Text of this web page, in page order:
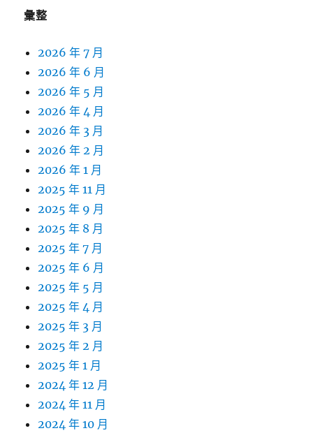
彙整
2026 年 7 月
2026 年 6 月
2026 年 5 月
2026 年 4 月
2026 年 3 月
2026 年 2 月
2026 年 1 月
2025 年 11 月
2025 年 9 月
2025 年 8 月
2025 年 7 月
2025 年 6 月
2025 年 5 月
2025 年 4 月
2025 年 3 月
2025 年 2 月
2025 年 1 月
2024 年 12 月
2024 年 11 月
2024 年 10 月